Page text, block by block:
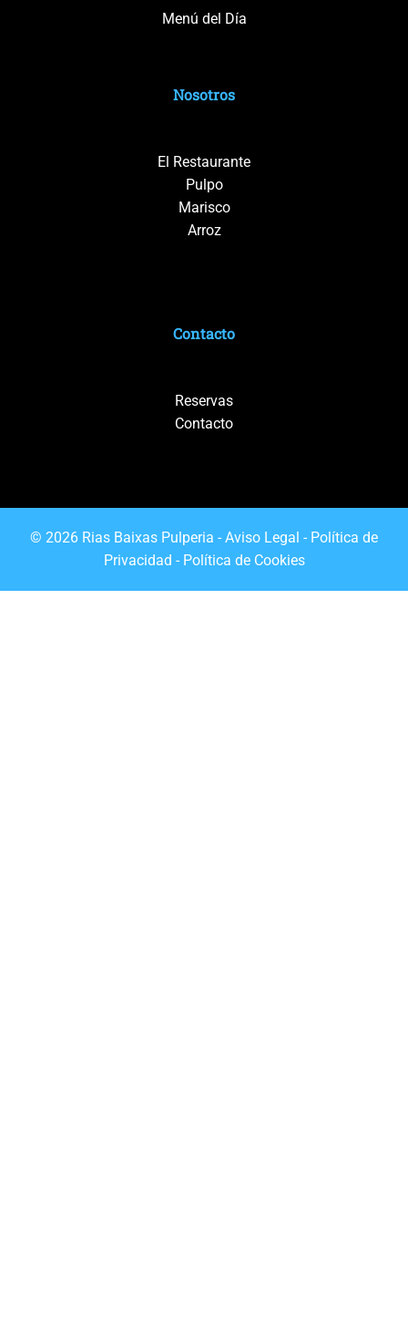
Menú del Día
Nosotros
El Restaurante
Pulpo
Marisco
Arroz
Contacto
Reservas
Contacto
© 2026 Rias Baixas Pulperia - Aviso Legal - Política de
Privacidad - Política de Cookies